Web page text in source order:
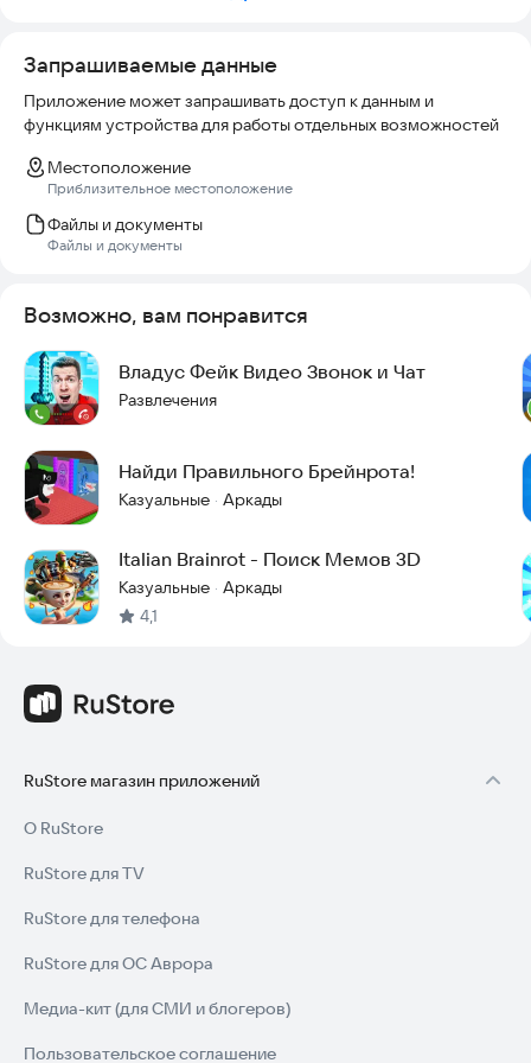
✔ Возможность скачивания картинок на телефон.
✔ Делитесь с друзьями любимыми обоями в один клик!
✔ Удобный интерфейс – выбирайте, сохраняйте,
устанавливайте в пару нажатий.
Итальянские мемные животные уже ждут тебя! Установи
Итальянские Животные Мем Обои HD и окунись в мир
Бомбини Гусини, Пиццано Собакано и других легендарных
персонажей! 🇮🇹🐊🐕
Запрашиваемые данные
Приложение может запрашивать доступ к данным и
функциям устройства для работы отдельных возможностей
Местоположение
Приблизительное местоположение
Файлы и документы
Файлы и документы
Возможно, вам понравится
Владус Фейк Видео Звонок и Чат
Развлечения
Найди Правильного Брейнрота!
Казуальные · Аркады
Italian Brainrot - Поиск Мемов 3D
Казуальные · Аркады
4,1
RuStore магазин приложений
О RuStore
RuStore для TV
RuStore для телефона
RuStore для ОС Аврора
Медиа-кит (для СМИ и блогеров)
Пользовательское соглашение